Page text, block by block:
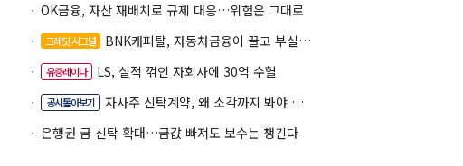
OK금융, 자산 재배치로 규제 대응…위험은 그대로
크레딧 시그널 BNK캐피탈, 자동차금융이 끌고 부실여신이 발목
유증레이다 LS, 실적 꺾인 자회사에 30억 수혈
공시톺아보기
자사주 신탁계약, 왜 소각까지 봐야 할까
은행권 금 신탁 확대…금값 빠져도 보수는 챙긴다